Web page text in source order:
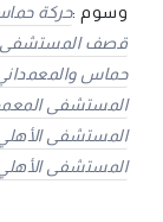
وسوم :حركة
قصف المستشفى
حماس
المستشفى
المستشفى
المستشفى